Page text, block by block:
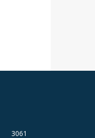
3061